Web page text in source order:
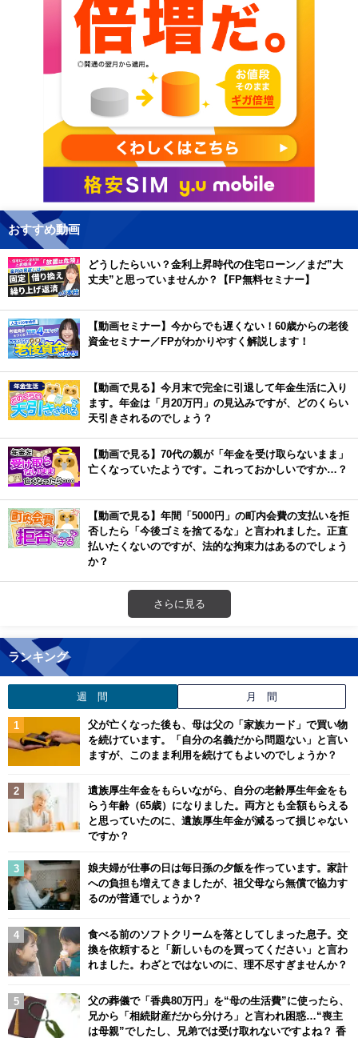
おすすめ動画
どうしたらいい？金利上昇時代の住宅ローン／まだ”大
丈夫”と思っていませんか？【FP無料セミナー】
【動画セミナー】今からでも遅くない！60歳からの老後
資金セミナー／FPがわかりやすく解説します！
【動画で見る】今月末で完全に引退して年金生活に入り
ます。年金は「月20万円」の見込みですが、どのくらい
天引きされるのでしょう？
【動画で見る】70代の親が「年金を受け取らないまま」
亡くなっていたようです。これっておかしいですか…？
【動画で見る】年間「5000円」の町内会費の支払いを拒
否したら「今後ゴミを捨てるな」と言われました。正直
払いたくないのですが、法的な拘束力はあるのでしょう
か？
さらに見る
ランキング
週 間 月 間
父が亡くなった後も、母は父の「家族カード」で買い物
を続けています。「自分の名義だから問題ない」と言い
ますが、このまま利用を続けてもよいのでしょうか？
遺族厚生年金をもらいながら、自分の老齢厚生年金をも
らう年齢（65歳）になりました。両方とも全額もらえる
と思っていたのに、遺族厚生年金が減るって損じゃない
ですか？
娘夫婦が仕事の日は毎日孫の夕飯を作っています。家計
への負担も増えてきましたが、祖父母なら無償で協力す
るのが普通でしょうか？
食べる前のソフトクリームを落としてしまった息子。交
換を依頼すると「新しいものを買ってください」と言わ
れました。わざとではないのに、理不尽すぎませんか？
父の葬儀で「香典80万円」を“母の生活費”に使ったら、
兄から「相続財産だから分けろ」と言われ困惑…“喪主
は母親”でしたし、兄弟では受け取れないですよね？ 香